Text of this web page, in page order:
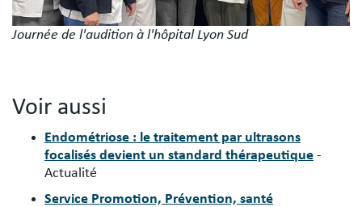
Journée de l'audition à l'hôpital Lyon Sud
Voir aussi
Endométriose : le traitement par ultrasons
focalisés devient un standard thérapeutique -
Actualité
Service Promotion, Prévention, santé